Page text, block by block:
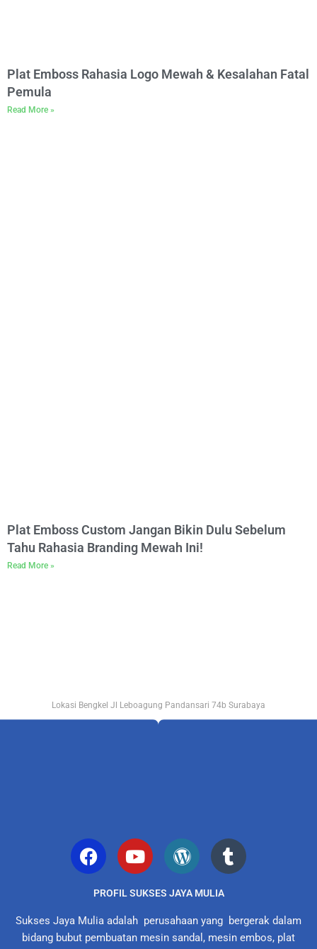
Plat Emboss Rahasia Logo Mewah & Kesalahan Fatal
Pemula
Read More »
Plat Emboss Custom Jangan Bikin Dulu Sebelum
Tahu Rahasia Branding Mewah Ini!
Read More »
Lokasi Bengkel Jl Leboagung Pandansari 74b Surabaya
PROFIL SUKSES JAYA MULIA
Sukses Jaya Mulia adalah perusahaan yang bergerak dalam
bidang bubut pembuatan mesin sandal, mesin embos, plat